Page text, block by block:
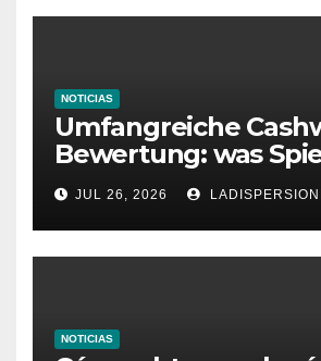
NOTICIAS
Umfangreiche
Bewertung: was
dieses Casino
JUL 26, 2026
NOTICIAS